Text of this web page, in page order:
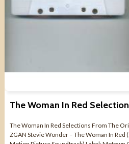
The Woman In Red Selections From The
ZGAN Stevie Wonder – The Woman In